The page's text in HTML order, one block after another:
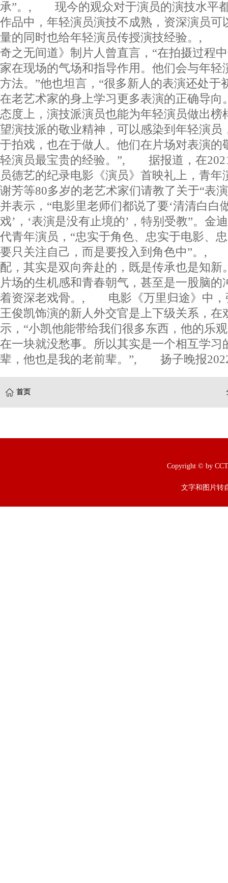
承”。, 现今的观众对于演员的演技水平
作品中，年轻演员演技不成熟，资深演员可
量的同时也给年轻演员传授演技经验。,
奇之无间道》制片人曾直言，“在拍摄过程
家在现场的气场和指导作用。他们会与年轻
方法。”他也坦言，“很多新人的表演还处于
在老艺术家的身上学习更多表演的正确导
态度上，演技派演员也能为年轻演员做出榜
望演技派的敬业精神，可以感染到年轻演员
于拍戏，也在于做人。他们在片场对表演的
轻演员最宝贵的经验。”, 据报道，在
员德艺的纪录电影《演员》首映礼上，青年
谢芳等80多岁的老艺术家们请教了关于“表
并表示，“电影里老师们都说了要‘清清白白
戏’，‘表演是没有止境的’，特别受教”。金
代青年演员，“忠实于角色、忠实于电影、
要只关注自己，而是要投入到角色中”。,
配，其实是双向奔赴的，既是传承也是知新
片场的生机感和青春朝气，甚至是一股脑的
着资深老戏骨。, 电影《万里归途》中，
王俊凯饰演的新人外交官是上下级关系，在
示，“小凯他能带给我们很多东西，他的乐
在一块就没愁事。所以其实是一个相互学习
辈，他也是我的老前辈。”, 扬子晚报
首页
Copyright © by
文字和图片转